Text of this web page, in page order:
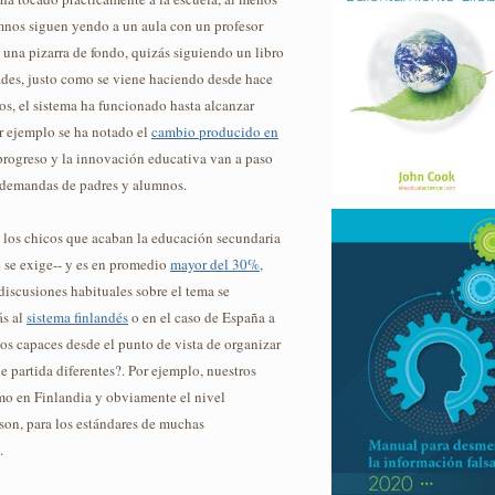
siguen yendo a un aula con un profesor
pizarra de fondo, quizás siguiendo un libro
justo como se viene haciendo desde hace
el sistema ha funcionado hasta alcanzar
se ha notado el cambio producido en
y la innovación educativa van a paso
de padres y alumnos.
chicos que acaban la educación secundaria
exige-- y es en promedio mayor del 30%,
habituales sobre el tema se
al sistema finlandéso en el caso de España a
capaces desde el punto de vista de organizar
diferentes?. Por ejemplo, nuestros
en Finlandia y obviamente el nivel
para los estándares de muchas